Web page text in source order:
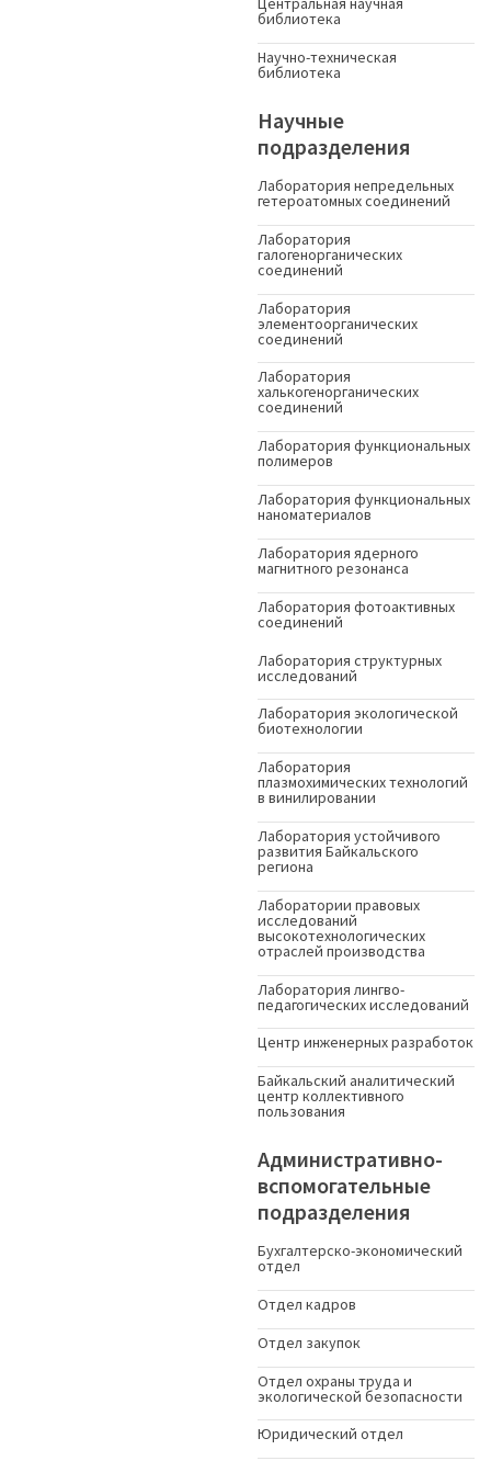
библиотека
Научно-техническая
библиотека
Научные
подразделения
Лаборатория непредельных
гетероатомных соединений
Лаборатория
галогенорганических
соединений
Лаборатория
элементоорганических
соединений
Лаборатория
халькогенорганических
соединений
Лаборатория функциональных
полимеров
Лаборатория функциональных
наноматериалов
Лаборатория ядерного
магнитного резонанса
Лаборатория фотоактивных
соединений
Лаборатория структурных
исследований
Лаборатория экологической
биотехнологии
Лаборатория
плазмохимических технологий
в винилировании
Лаборатория устойчивого
развития Байкальского
региона
Лаборатории правовых
исследований
высокотехнологических
отраслей производства
Лаборатория лингво-
педагогических исследований
Центр инженерных разработок
Байкальский аналитический
центр коллективного
пользования
Административно-
вспомогательные
подразделения
Бухгалтерско-экономический
отдел
Отдел кадров
Отдел закупок
Отдел охраны труда и
экологической безопасности
Юридический отдел